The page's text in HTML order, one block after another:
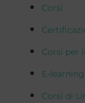
Corsi
Corsi per
E-learning
Corsi di